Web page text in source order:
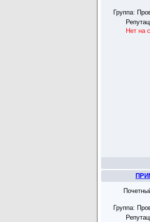
Группа:
Нет на
Группа: